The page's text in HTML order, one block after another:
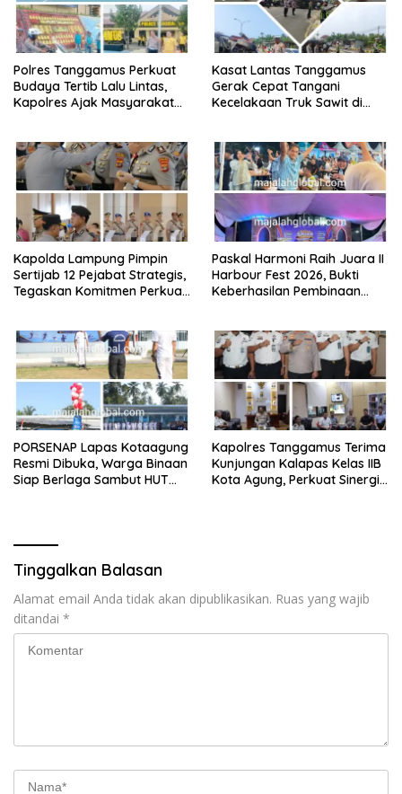
Polres Tanggamus Perkuat
Budaya Tertib Lalu Lintas,
Kapolres Ajak Masyarakat
Siger Lampung Presisi
Kasat Lantas Tanggamus
Gerak Cepat Tangani
Kecelakaan Truk Sawit di
Kapolda Lampung Pimpin
Sertijab 12 Pejabat Strategis,
Tegaskan Komitmen Perkuat
Paskal Harmoni Raih Juara II
Harbour Fest 2026, Bukti
Keberhasilan Pembinaan
PORSENAP Lapas Kotaagung
Resmi Dibuka, Warga Binaan
Siap Berlaga Sambut HUT
Kapolres Tanggamus Terima
Kunjungan Kalapas Kelas IIB
Kota Agung, Perkuat Sinergi
Tinggalkan Balasan
Alamat email Anda tidak akan dipublikasikan. Ruas yang wajib
ditandai *